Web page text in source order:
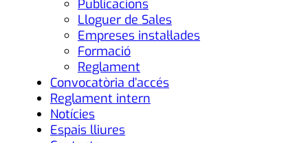
Publicacions
Lloguer de Sales
Empreses instal·lades
Formació
Reglament
Convocatòria d’accés
Reglament intern
Notícies
Espais lliures